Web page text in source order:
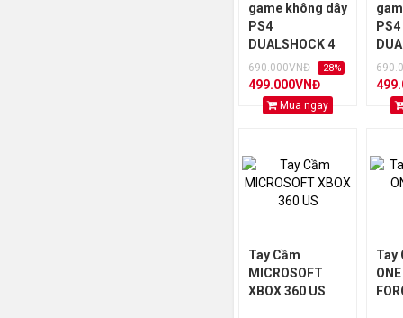
game không dây
PS4
DUALSHOCK 4
/White/ OEM
690.000VNĐ -28%
499.000VNĐ
Mua ngay
PS4
/
Tay Cầm
MICROSOFT
XBOX 360 US
Tay